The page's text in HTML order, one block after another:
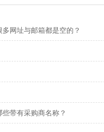
网址与邮箱都是空的？
带有采购商名称？